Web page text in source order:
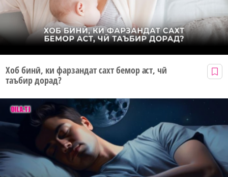
Хоб бинӣ, ки фарзандат сахт бемор аст, чӣ
таъбир дорад?